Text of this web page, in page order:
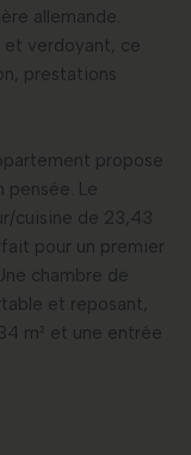
allemande.
et verdoyant, ce
prestations
propose
Le
cuisine de 23,43
pour un premier
chambre de
et reposant,
m² et une entrée